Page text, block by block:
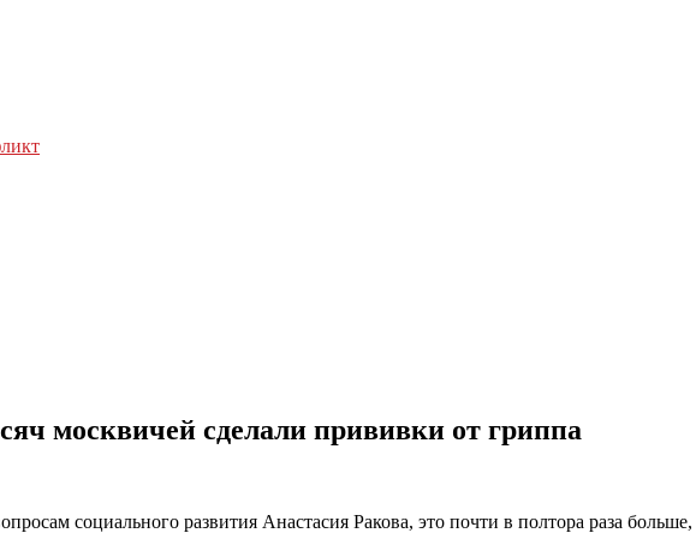
москвичей сделали прививки от гриппа
социального развития Анастасия Ракова, это почти в полтора раза